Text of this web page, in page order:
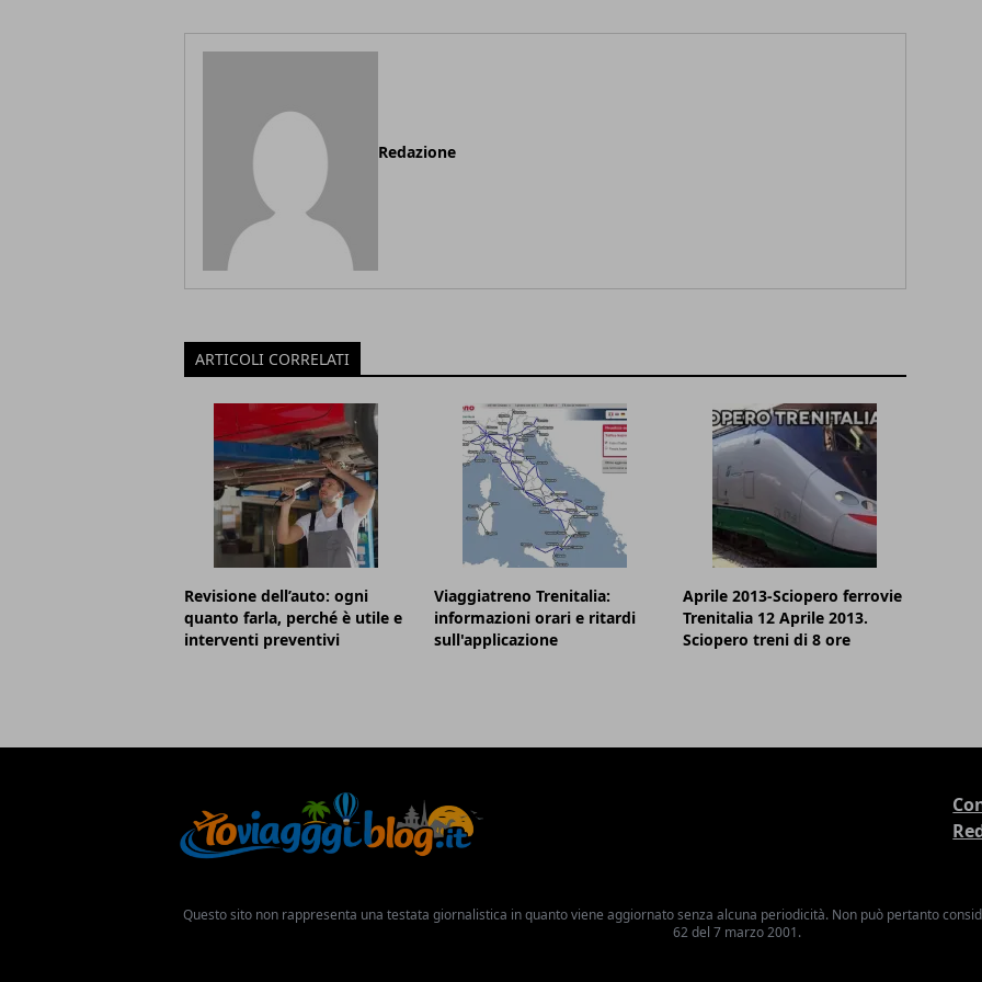
Redazione
ARTICOLI CORRELATI
Revisione dell’auto: ogni
quanto farla, perché è utile e
interventi preventivi
Viaggiatreno Trenitalia:
informazioni orari e ritardi
sull'applicazione
Aprile 2013-Sciopero ferrovie
Trenitalia 12 Aprile 2013.
Sciopero treni di 8 ore
Questo sito non rappresenta una testata giornalistica in quanto viene aggiornato senza alcuna periodicità. Non può pertanto
62 del 7 marzo 2001.